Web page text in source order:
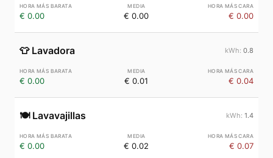
€ 0.00 € 0.00 € 0.00
👕 Lavadora 0.8
€ 0.00 € 0.01 € 0.04
🍽️ Lavavajillas 1.4
€ 0.00 € 0.02 € 0.07